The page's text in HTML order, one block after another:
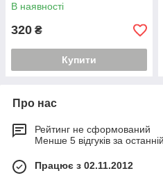
В наявності
320 ₴
Купити
Про нас
Рейтинг не сформований
Менше 5 відгуків за
Працює з 02.11.2012